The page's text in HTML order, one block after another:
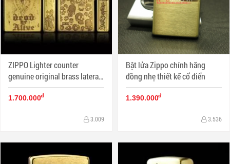
ZIPPO Lighter counter
genuine original brass lateral
skull danger signs
1.700.000đ
3.009
Bật lửa Zippo chính hãng
đồng nhẹ thiết kế cổ điển
1.390.000đ
3.536